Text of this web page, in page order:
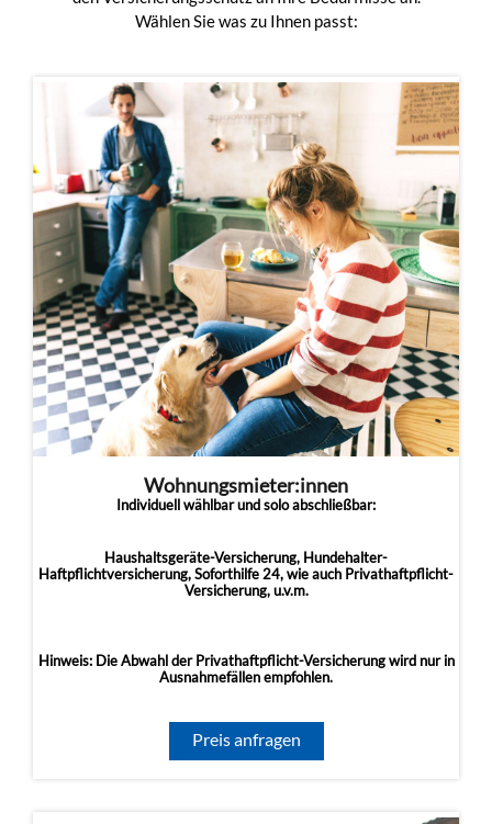
Wählen Sie was zu Ihnen passt:
Wohnungsmieter:innen
Individuell wählbar und solo abschließbar:
Haushaltsgeräte-Versicherung, Hundehalter-
Haftpflichtversicherung, Soforthilfe 24, wie auch Privathaftpflicht-
Versicherung, u.v.m.
Hinweis: Die Abwahl der Privathaftpflicht-Versicherung wird nur in
Ausnahmefällen empfohlen.
Preis anfragen